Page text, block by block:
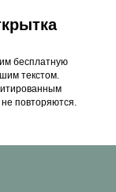
бесплатную
текстом.
повторяются.